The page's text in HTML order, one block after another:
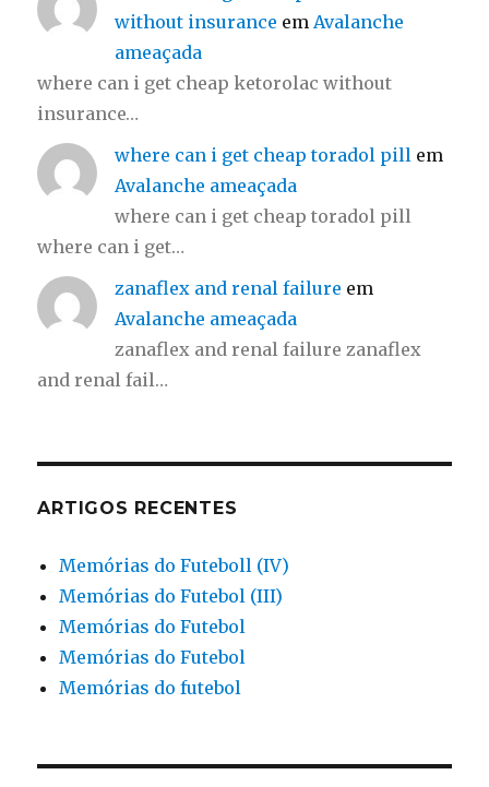
without insurance em Avalanche
ameaçada
where can i get cheap ketorolac without
insurance…
where can i get cheap toradol pill em
Avalanche ameaçada
where can i get cheap toradol pill
where can i get…
zanaflex and renal failure em
Avalanche ameaçada
zanaflex and renal failure zanaflex
and renal fail…
ARTIGOS RECENTES
Memórias do Futeboll (IV)
Memórias do Futebol (III)
Memórias do Futebol
Memórias do Futebol
Memórias do futebol